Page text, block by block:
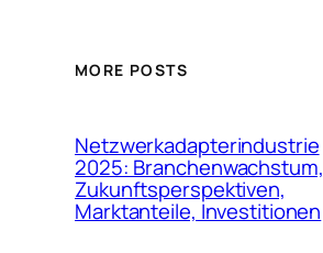
MORE POSTS
Netzwerkadapterindustrie
2025: Branchenwachstum,
Zukunftsperspektiven,
Marktanteile, Investitionen